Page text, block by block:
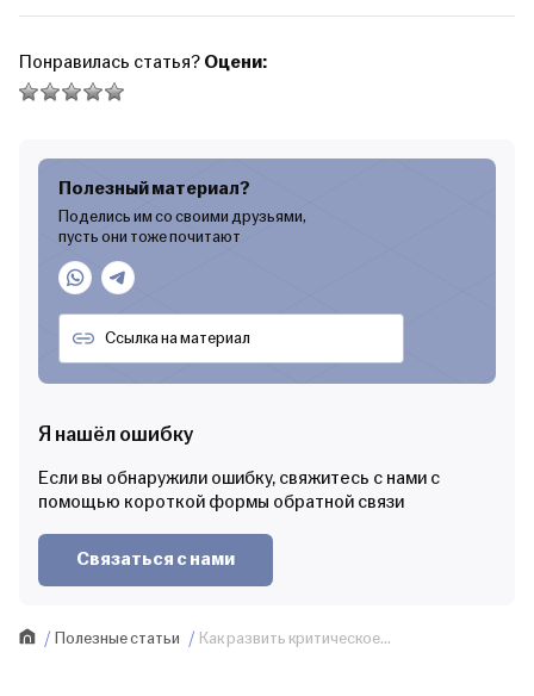
Понравилась статья? Оцени:
Полезный материал?
Поделись им со своими друзьями,
пусть они тоже почитают
Я нашёл ошибку
Если вы обнаружили ошибку, свяжитесь с нами с
помощью короткой формы обратной связи
Связаться с нами
Полезные статьи Как развить критическое...